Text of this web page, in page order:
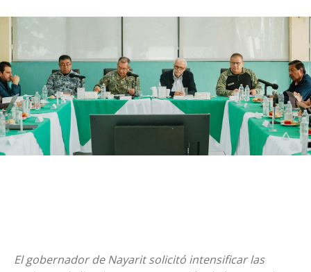
El gobernador de Nayarit solicitó intensificar las